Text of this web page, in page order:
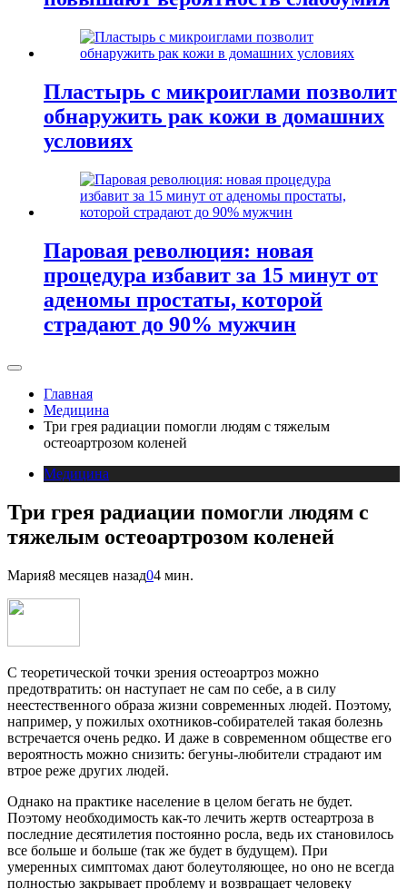
Пластырь с микроиглами позволит
обнаружить рак кожи в домашних
условиях
Паровая революция: новая
процедура избавит за 15 минут от
аденомы простаты, которой
страдают до 90% мужчин
Главная
Медицина
Три грея радиации помогли людям с тяжелым
остеоартрозом коленей
Медицина
Три грея радиации помогли людям с
тяжелым остеоартрозом коленей
Мария8 месяцев назад04 мин.
С теоретической точки зрения остеоартроз можно
предотвратить: он наступает не сам по себе, а в силу
неестественного образа жизни современных людей. Поэтому,
например, у пожилых охотников-собирателей такая болезнь
встречается очень редко. И даже в современном обществе его
вероятность можно снизить: бегуны-любители страдают им
втрое реже других людей.
Однако на практике население в целом бегать не будет.
Поэтому необходимость как-то лечить жертв остеартроза в
последние десятилетия постоянно росла, ведь их становилось
все больше и больше (так же будет в будущем). При
умеренных симптомах дают болеутоляющее, но оно не всегда
полностью закрывает проблему и возвращает человеку